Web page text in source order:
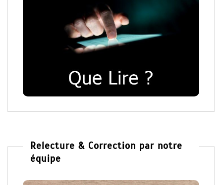
Relecture & Correction par notre
équipe